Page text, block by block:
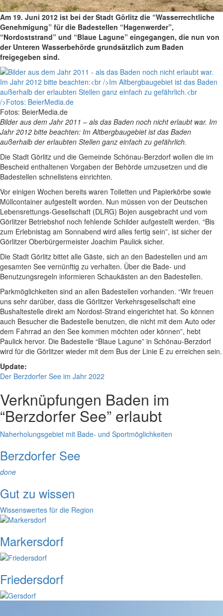
Am 19. Juni 2012 ist bei der Stadt Görlitz die “Wasserrechtliche
Genehmigung” für die Badestellen “Hagenwerder”,
“Nordoststrand” und “Blaue Lagune” eingegangen, die nun von
der Unteren Wasserbehörde grundsätzlich zum Baden
freigegeben sind.
Fotos: BeierMedia.de
Bilder aus dem Jahr 2011 – als das Baden noch nicht erlaubt war. Im
Jahr 2012 bitte beachten: Im Altbergbaugebiet ist das Baden
außerhalb der erlaubten Stellen ganz einfach zu gefährlich.
Die Stadt Görlitz und die Gemeinde Schönau-Berzdorf wollen die im
Bescheid enthaltenen Vorgaben der Behörde umzusetzen und die
Badestellen schnellstens einrichten.
Vor einigen Wochen bereits waren Toiletten und Papierkörbe sowie
Müllcontainer aufgestellt worden. Nun müssen von der Deutschen
Lebensrettungs-Gesellschaft (DLRG) Bojen ausgebracht und vom
Görlitzer Betriebshof noch fehlende Schilder aufgestellt werden. “Bis
zum Erlebnistag am Sonnabend wird alles fertig sein”, ist sicher der
Görlitzer Oberbürgermeister Joachim Paulick sicher.
Die Stadt Görlitz bittet alle Gäste, sich an den Badestellen und am
gesamten See vernünftig zu verhalten. Über die Bade- und
Benutzungsregeln informieren Schaukästen an den Badestellen.
Parkmöglichkeiten sind an allen Badestellen vorhanden. “Wir freuen
uns sehr darüber, dass die Görlitzer Verkehrsgesellschaft eine
Bushaltestelle direkt am Nordost-Strand eingerichtet hat. So können
auch Besucher die Badestelle benutzen, die nicht mit dem Auto oder
dem Fahrrad an den See kommen möchten oder können”, hebt
Paulick hervor. Die Badestelle “Blaue Lagune” in Schönau-Berzdorf
wird für die Görlitzer wieder mit dem Bus der Linie E zu erreichen sein.
Update:
Der Berzdorfer See im Jahr 2022
Verknüpfungen Baden im
“Berzdorfer See” erlaubt
Naherholungsgebiet mit Bade- und Sportmöglichkeiten
Berzdorfer See
done
Gut zu wissen
Wissenswertes für die Region
Markersdorf
Friedersdorf